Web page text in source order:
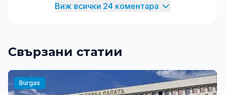
Виж всички 24 коментара
Свързани статии
Burgas